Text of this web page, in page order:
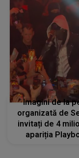
Imagini de la
organizată de
invitați de 4
apariția